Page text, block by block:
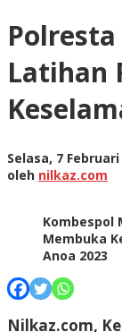
Latihan
Selasa, 7 Februari
oleh nilkaz.com
Kombespol
Membuka
Anoa 2023
Nilkaz.com,